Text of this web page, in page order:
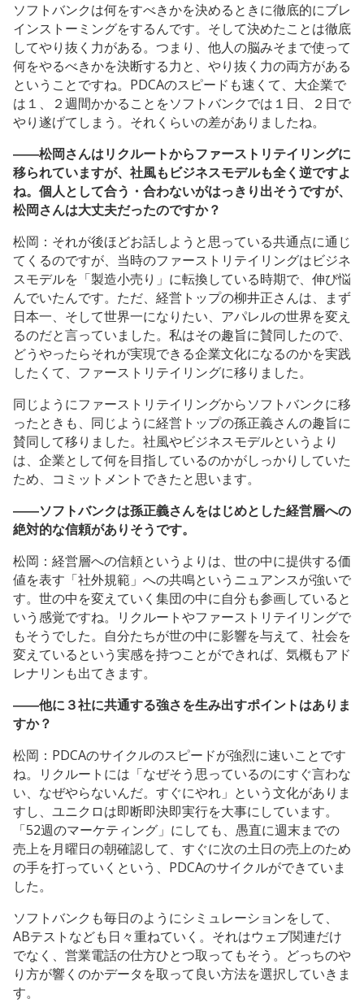
ソフトバンクは何をすべきかを決めるときに徹底的にブレ
インストーミングをするんです。そして決めたことは徹底
してやり抜く力がある。つまり、他人の脳みそまで使って
何をやるべきかを決断する力と、やり抜く力の両方がある
ということですね。PDCAのスピードも速くて、大企業で
は１、２週間かかることをソフトバンクでは１日、２日で
やり遂げてしまう。それくらいの差がありましたね。
――松岡さんはリクルートからファーストリテイリングに
移られていますが、社風もビジネスモデルも全く逆ですよ
ね。個人として合う・合わないがはっきり出そうですが、
松岡さんは大丈夫だったのですか？
松岡：それが後ほどお話しようと思っている共通点に通じ
てくるのですが、当時のファーストリテイリングはビジネ
スモデルを「製造小売り」に転換している時期で、伸び悩
んでいたんです。ただ、経営トップの柳井正さんは、まず
日本一、そして世界一になりたい、アパレルの世界を変え
るのだと言っていました。私はその趣旨に賛同したので、
どうやったらそれが実現できる企業文化になるのかを実践
したくて、ファーストリテイリングに移りました。
同じようにファーストリテイリングからソフトバンクに移
ったときも、同じように経営トップの孫正義さんの趣旨に
賛同して移りました。社風やビジネスモデルというより
は、企業として何を目指しているのかがしっかりしていた
ため、コミットメントできたと思います。
――ソフトバンクは孫正義さんをはじめとした経営層への
絶対的な信頼がありそうです。
松岡：経営層への信頼というよりは、世の中に提供する価
値を表す「社外規範」への共鳴というニュアンスが強いで
す。世の中を変えていく集団の中に自分も参画していると
いう感覚ですね。リクルートやファーストリテイリングで
もそうでした。自分たちが世の中に影響を与えて、社会を
変えているという実感を持つことができれば、気概もアド
レナリンも出てきます。
――他に３社に共通する強さを生み出すポイントはありま
すか？
松岡：PDCAのサイクルのスピードが強烈に速いことです
ね。リクルートには「なぜそう思っているのにすぐ言わな
い、なぜやらないんだ。すぐにやれ」という文化がありま
すし、ユニクロは即断即決即実行を大事にしています。
「52週のマーケティング」にしても、愚直に週末までの
売上を月曜日の朝確認して、すぐに次の土日の売上のため
の手を打っていくという、PDCAのサイクルができていま
した。
ソフトバンクも毎日のようにシミュレーションをして、
ABテストなども日々重ねていく。それはウェブ関連だけ
でなく、営業電話の仕方ひとつ取ってもそう。どっちのや
り方が響くのかデータを取って良い方法を選択していきま
す。